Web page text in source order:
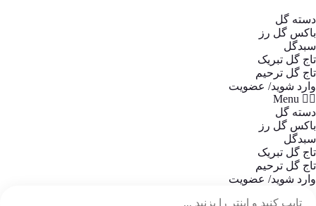
دسته گل
باکس گل رز
سبدگل
تاج گل تبریک
تاج گل ترحیم
وارد شوید/ عضویت
Menu
دسته گل
باکس گل رز
سبدگل
تاج گل تبریک
تاج گل ترحیم
وارد شوید/ عضویت